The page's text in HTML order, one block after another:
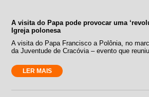
A visita do Papa pode provocar uma
Igreja polonesa
A visita do Papa Francisco a Polônia, no
da Juventude de Cracóvia – evento que
LER MAIS